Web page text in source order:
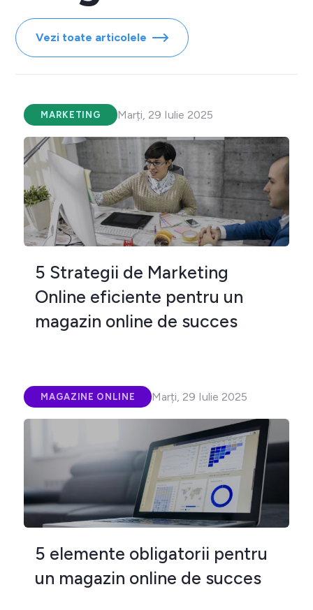
Vezi toate articolele
MARKETING Marți, 29 Iulie 2025
5 Strategii de Marketing
Online eficiente pentru un
magazin online de succes
MAGAZINE ONLINE Marți, 29 Iulie 2025
5 elemente obligatorii pentru
un magazin online de succes